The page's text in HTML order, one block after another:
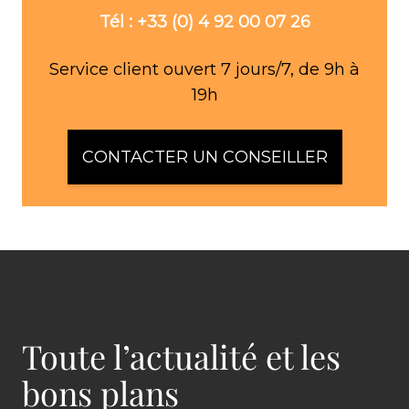
Tél : +33 (0) 4 92 00 07 26
Service client ouvert 7 jours/7, de 9h à
19h
CONTACTER UN CONSEILLER
Toute l’actualité et les
bons plans